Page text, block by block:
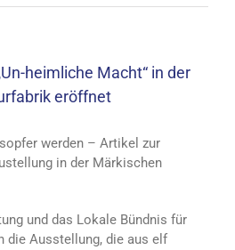
heimliche Macht“ in der
eröffnet
werden – Artikel zur
in der Märkischen
und das Lokale Bündnis für
die Ausstellung, die aus elf